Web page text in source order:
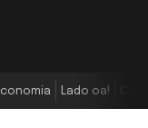
Lado oa!